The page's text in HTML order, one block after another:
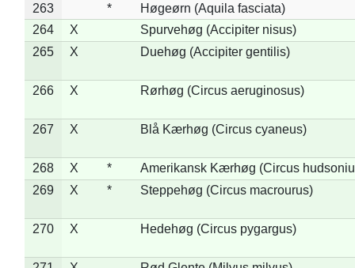
263 *
Høgeørn (Aquila fasciata)
264
X
Spurvehøg (Accipiter nisus)
265
X Duehøg (Accipiter gentilis)
266 X Rørhøg (Circus aeruginosus)
267 X Blå Kærhøg (Circus cyaneus)
268 X *
Amerikansk Kærhøg (Circus
269
X * Steppehøg (Circus macrourus)
270 X Hedehøg (Circus pygargus)